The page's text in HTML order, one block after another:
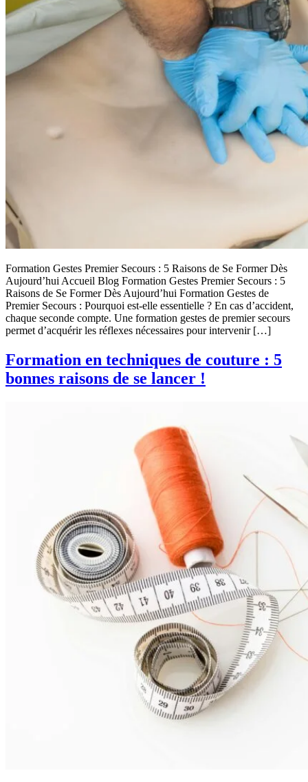
Formation Gestes Premier Secours : 5 Raisons de Se Former Dès
Aujourd’hui Accueil Blog Formation Gestes Premier Secours : 5
Raisons de Se Former Dès Aujourd’hui Formation Gestes de
Premier Secours : Pourquoi est-elle essentielle ? En cas d’accident,
chaque seconde compte. Une formation gestes de premier secours
permet d’acquérir les réflexes nécessaires pour intervenir […]
Formation en techniques de couture : 5
bonnes raisons de se lancer !